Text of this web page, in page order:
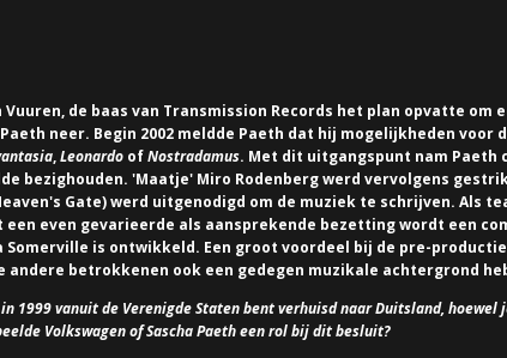
Vuuren, de baas van Transmission Records het plan opvatte om
neer. Begin 2002 meldde Paeth dat hij mogelijkheden voor
,Leonardo ofNostradamus. Met dit uitgangspunt nam Paeth
bezighouden. 'Maatje' Miro Rodenberg werd vervolgens
Gate) werd uitgenodigd om de muziek te schrijven. Als
een even gevarieerde als aansprekende bezetting wordt een
is ontwikkeld. Een groot voordeel bij de pre-
betrokkenen ook een gedegen muzikale achtergrond
1999 vanuit de Verenigde Staten bent verhuisd naar Duitsland,
Volkswagen of Sascha Paeth een rol bij dit besluit?